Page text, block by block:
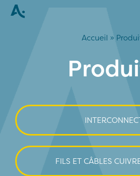
Accueil »
FILS ET CÂBLES